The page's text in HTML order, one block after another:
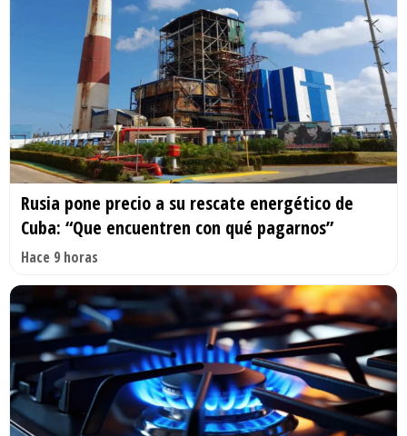
Rusia pone precio a su rescate energético de
Cuba: “Que encuentren con qué pagarnos”
Hace 9 horas